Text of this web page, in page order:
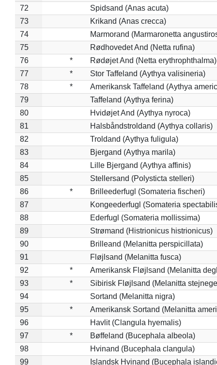
72
Spidsand (Anas acuta)
73
Krikand (Anas crecca)
74
Marmorand (Marmaronetta
75
Rødhovedet And (Netta rufina)
76
*
Rødøjet And (Netta erythrophthalma)
77
*
Stor Taffeland (Aythya valisineria)
78
*
Amerikansk Taffeland (Aythya
79
Taffeland (Aythya ferina)
80
Hvidøjet And (Aythya nyroca)
81
Halsbåndstroldand (Aythya collaris)
82
Troldand (Aythya fuligula)
83
Bjergand (Aythya marila)
84
Lille Bjergand (Aythya affinis)
85
Stellersand (Polysticta stelleri)
86
*
Brilleederfugl (Somateria fischeri)
87
Kongeederfugl (Somateria
88
Ederfugl (Somateria mollissima)
89
Strømand (Histrionicus histrionicus)
90
Brilleand (Melanitta perspicillata)
91
Fløjlsand (Melanitta fusca)
92
*
Amerikansk Fløjlsand (Melanitta
93
*
Sibirisk Fløjlsand (Melanitta
94
Sortand (Melanitta nigra)
95
*
Amerikansk Sortand (Melanitta
96
Havlit (Clangula hyemalis)
97
*
Bøffeland (Bucephala albeola)
98
Hvinand (Bucephala clangula)
99
Islandsk Hvinand (Bucephala